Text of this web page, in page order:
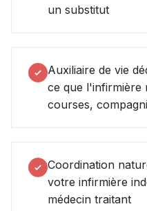
un substitut
Auxiliaire de vie
ce que l'infirmière
courses,
Coordination
votre infirmière
médecin traitant